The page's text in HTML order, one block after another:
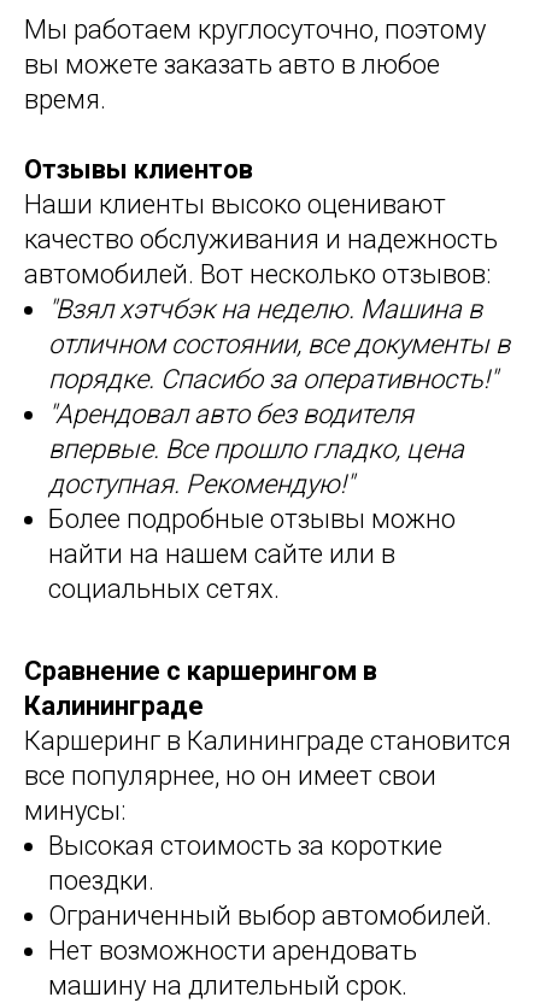
Мы работаем круглосуточно, поэтому
вы можете заказать авто в любое
время.
Отзывы клиентов
Наши клиенты высоко оценивают
качество обслуживания и надежность
автомобилей. Вот несколько отзывов:
"Взял хэтчбэк на неделю. Машина в
отличном состоянии, все документы в
порядке. Спасибо за оперативность!"
"Арендовал авто без водителя
впервые. Все прошло гладко, цена
доступная. Рекомендую!"
Более подробные отзывы можно
найти на нашем сайте или в
социальных сетях.
Сравнение с каршерингом в
Калининграде
Каршеринг в Калининграде становится
все популярнее, но он имеет свои
минусы:
Высокая стоимость за короткие
поездки.
Ограниченный выбор автомобилей.
Нет возможности арендовать
машину на длительный срок.